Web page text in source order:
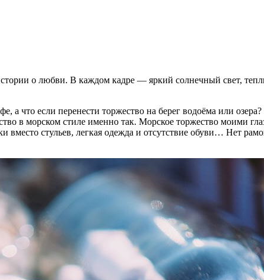
о любви. В каждом кадре — яркий солнечный свет,
а что если перенести торжество на берег водоёма или
в морском стиле именно так. Морское торжество моими
вместо стульев, легкая одежда и отсутствие обуви… Нет